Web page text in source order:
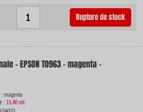
Rupture de stock
- EPSON T0963 - magenta -
magenta
: 11.40 ml